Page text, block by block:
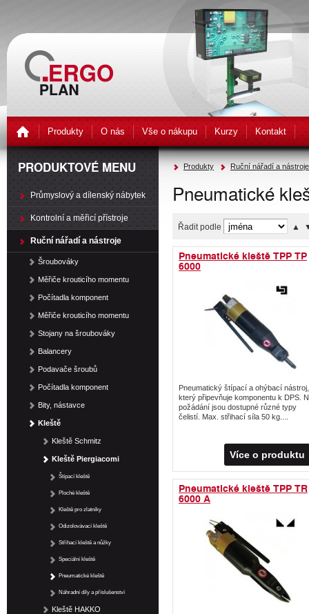
Produkty O nás Vše o nákupu Kurzy Kontakt
Produkty Ruční nářadí a nástroje
Pneumatické
Řadit podle ▲
Pneumatické kleště TPP TP
6000
Pneumatický štípací a ohýbací nástroj,
který připevňuje komponentu k DPS.
požádání jsou dostupné různé typy
čelistí. Max. střihací síla 50 kg....
Více o produktu
Pneumatické kleště TPP TR
6000 A
PRODUKTOVÉ MENU
Průmyslový a dílenský nábytek
Kontrolní a měřicí přístroje
Ruční nářadí a nástroje
Šroubováky
Měřiče krouticího momentu
Počítadla komponent
Měřiče krouticího momentu
Stojany na šroubováky
Balancery
Podavače šroubů
Počítadla komponent
Bity, nástavce
Kleště
Kleště Schmitz
Kleště Piergiacomi
Štípací kleště
Ploché kleště
Kleště pro zlatníky
Odizolovávací kleště
Střihací kleště a nůžky
Speciální kleště
Pneumatické kleště
Náhradní díly a příslušenství
Kleště HAKKO